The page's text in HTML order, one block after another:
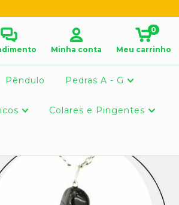
Minha conta Meu carrinho
0
Pêndulo Pedras A - G
Colares e Pingentes